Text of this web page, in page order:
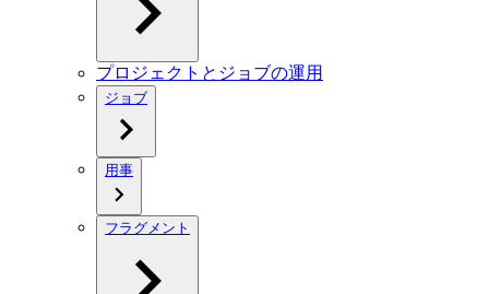
プロジェクトとジョブの運用
ジョブ
用事
フラグメント